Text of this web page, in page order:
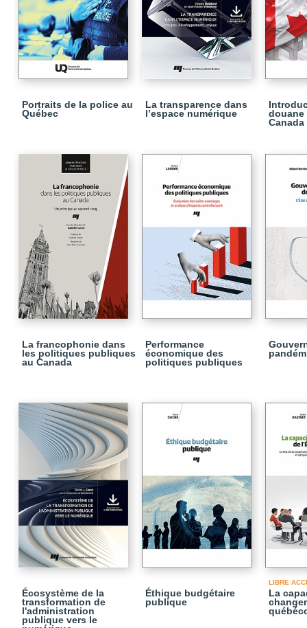
Portraits de la police au
Québec
La transparence dans
l’espace numérique
douane
Canada
La francophonie dans
les politiques publiques
au Canada
Performance
économique des
politiques publiques
Écosystème de la
transformation de
l'administration
publique vers le
Éthique budgétaire
publique
LIBRE
La